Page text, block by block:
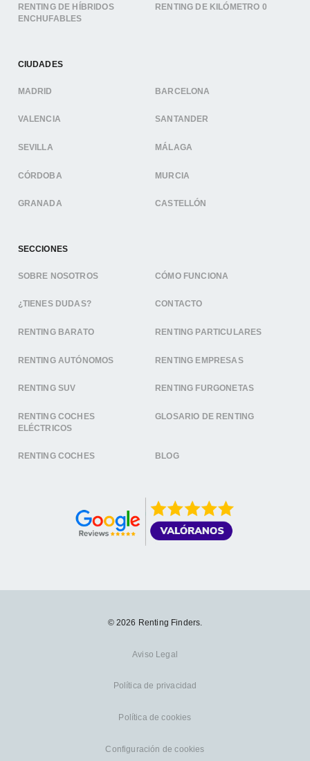
RENTING DE HÍBRIDOS
ENCHUFABLES
RENTING DE KILÓMETRO 0
CIUDADES
MADRID BARCELONA
VALENCIA SANTANDER
SEVILLA MÁLAGA
CÓRDOBA MURCIA
GRANADA CASTELLÓN
SECCIONES
SOBRE NOSOTROS CÓMO FUNCIONA
¿TIENES DUDAS? CONTACTO
RENTING BARATO RENTING PARTICULARES
RENTING AUTÓNOMOS RENTING EMPRESAS
RENTING SUV RENTING FURGONETAS
RENTING COCHES
ELÉCTRICOS
GLOSARIO DE RENTING
RENTING COCHES BLOG
© 2026 Renting Finders.
Aviso Legal
Política de privacidad
Política de cookies
Configuración de cookies